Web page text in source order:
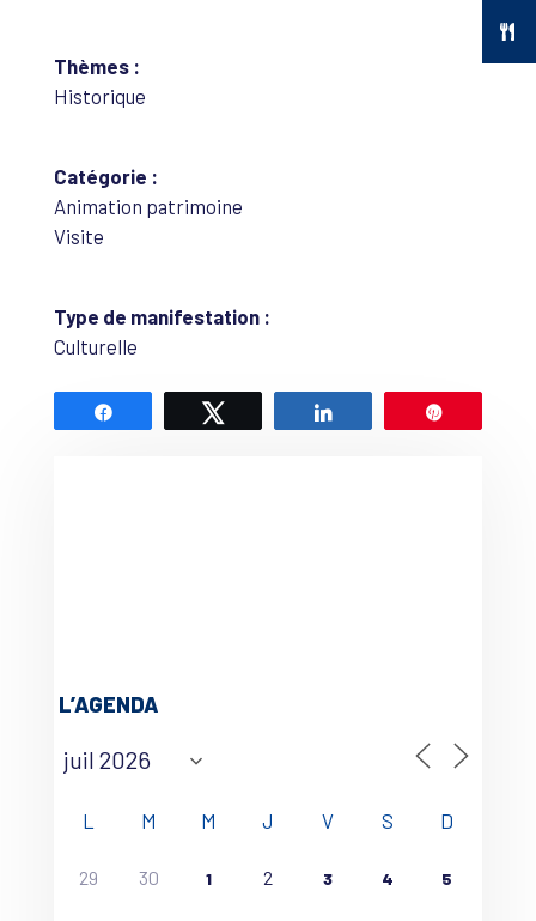
Thèmes :
Historique
Catégorie :
Animation patrimoine
Visite
Type de manifestation :
Culturelle
L’AGENDA
L M M J V S D
29 30 1 2 3 4 5